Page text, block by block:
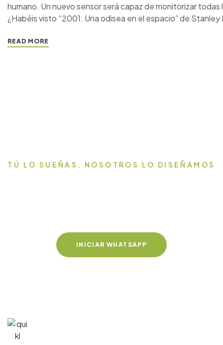
humano. Un nuevo sensor será capaz de monitorizar
¿Habéis visto “2001: Una odisea en el espacio” de Stanley
READ MORE
TÚ LO SUEÑAS, NOSOTROS LO DISEÑAMOS
INICIAR WHATSAPP
CONTACTANOS